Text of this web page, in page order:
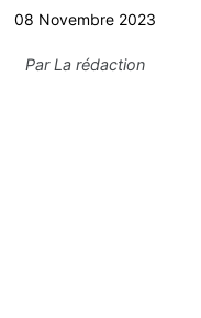
08 Novembre 2023
ParLa rédaction